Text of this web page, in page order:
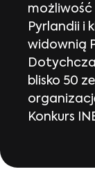
Pyrlandii i
widownią
blisko 50
Konkurs